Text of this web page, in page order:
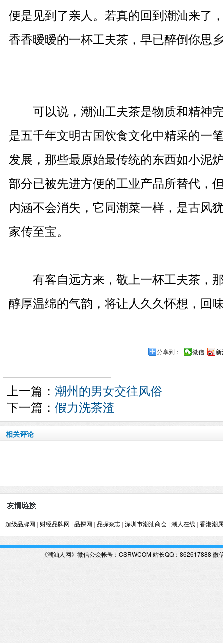
便是见到了亲人。若真的回到潮汕来了
香香暧暧的一杯工夫茶，早已醉倒你思
可以说，潮汕工夫茶是物质和精神
是五千年文明古国饮食文化中精采的一
发展，那些最原始最传统的东西如小泥
部分已被先进方便的工业产品所替代，
内涵不会消失，它同潮菜一样，是古风
家传至宝。
有客自远方来，敬上一杯工夫茶，
醇厚温绵的气韵，将让人久久怀想，回
分享到： 微信 新
上一篇： 潮州的男女交往风俗
下一篇： 假力洗茶渣
相关评论
超级品牌网 财经品牌网 品探网 品探杂志 深圳市潮汕商会 潮人在线 香港潮
《潮汕人网》微信公众帐号：CSRWCOM站长QQ：862617888 微